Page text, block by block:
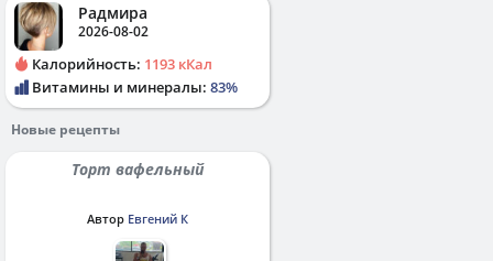
Радмира
2026-08-02
Калорийность: 1193 кКал
Витамины и минералы: 83%
Новые рецепты
Торт вафельный
Автор Евгений К